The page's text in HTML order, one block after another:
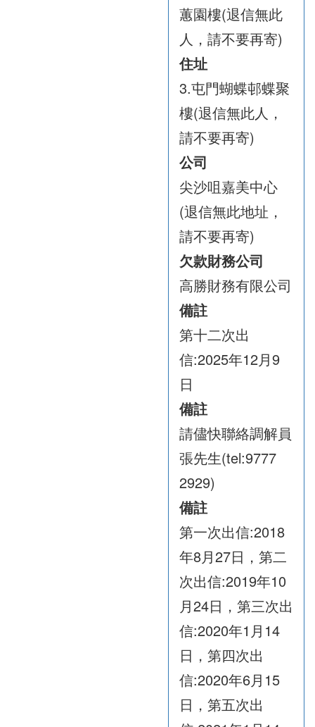
蕙園樓(退信無此
人，請不要再寄)
住址
3.屯門蝴蝶邨蝶聚
樓(退信無此人，
請不要再寄)
公司
尖沙咀嘉美中心
(退信無此地址，
請不要再寄)
欠款財務公司
高勝財務有限公司
備註
第十二次出
信:2025年12月9
日
備註
請儘快聯絡調解員
張先生(tel:9777
2929)
備註
第一次出信:2018
年8月27日，第二
次出信:2019年10
月24日，第三次出
信:2020年1月14
日，第四次出
信:2020年6月15
日，第五次出